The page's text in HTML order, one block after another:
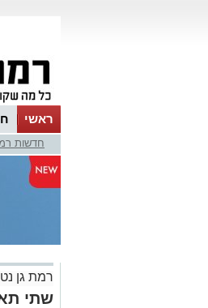
ראשי
ווטסאפ
חדשות
רמת גן נט
שתי